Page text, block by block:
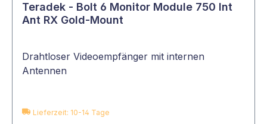
Teradek - Bolt 6 Monitor Module 750 Int
Ant RX Gold-Mount
Drahtloser Videoempfänger mit internen
Antennen
Lieferzeit: 10-14 Tage